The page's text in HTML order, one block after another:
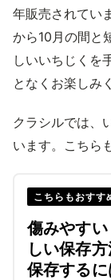
年販売されてい
から10月の間と
しいいちじくを
となくお楽しみ
クラシルでは、
います。こちら
こちらもおすす
傷みやす
しい保存
保存する